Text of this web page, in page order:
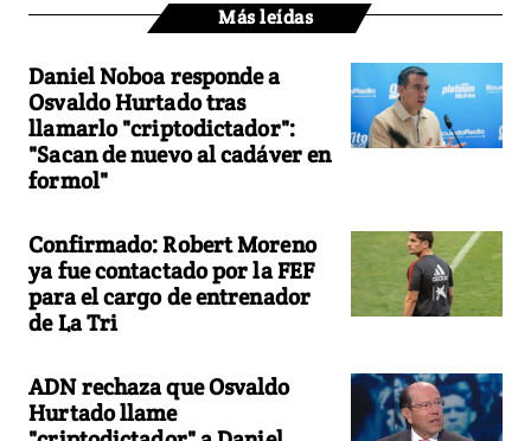
Más leídas
Daniel Noboa responde a
Osvaldo Hurtado tras
llamarlo "criptodictador":
"Sacan de nuevo al cadáver en
formol"
Confirmado: Robert Moreno
ya fue contactado por la FEF
para el cargo de entrenador
de La Tri
ADN rechaza que Osvaldo
Hurtado llame